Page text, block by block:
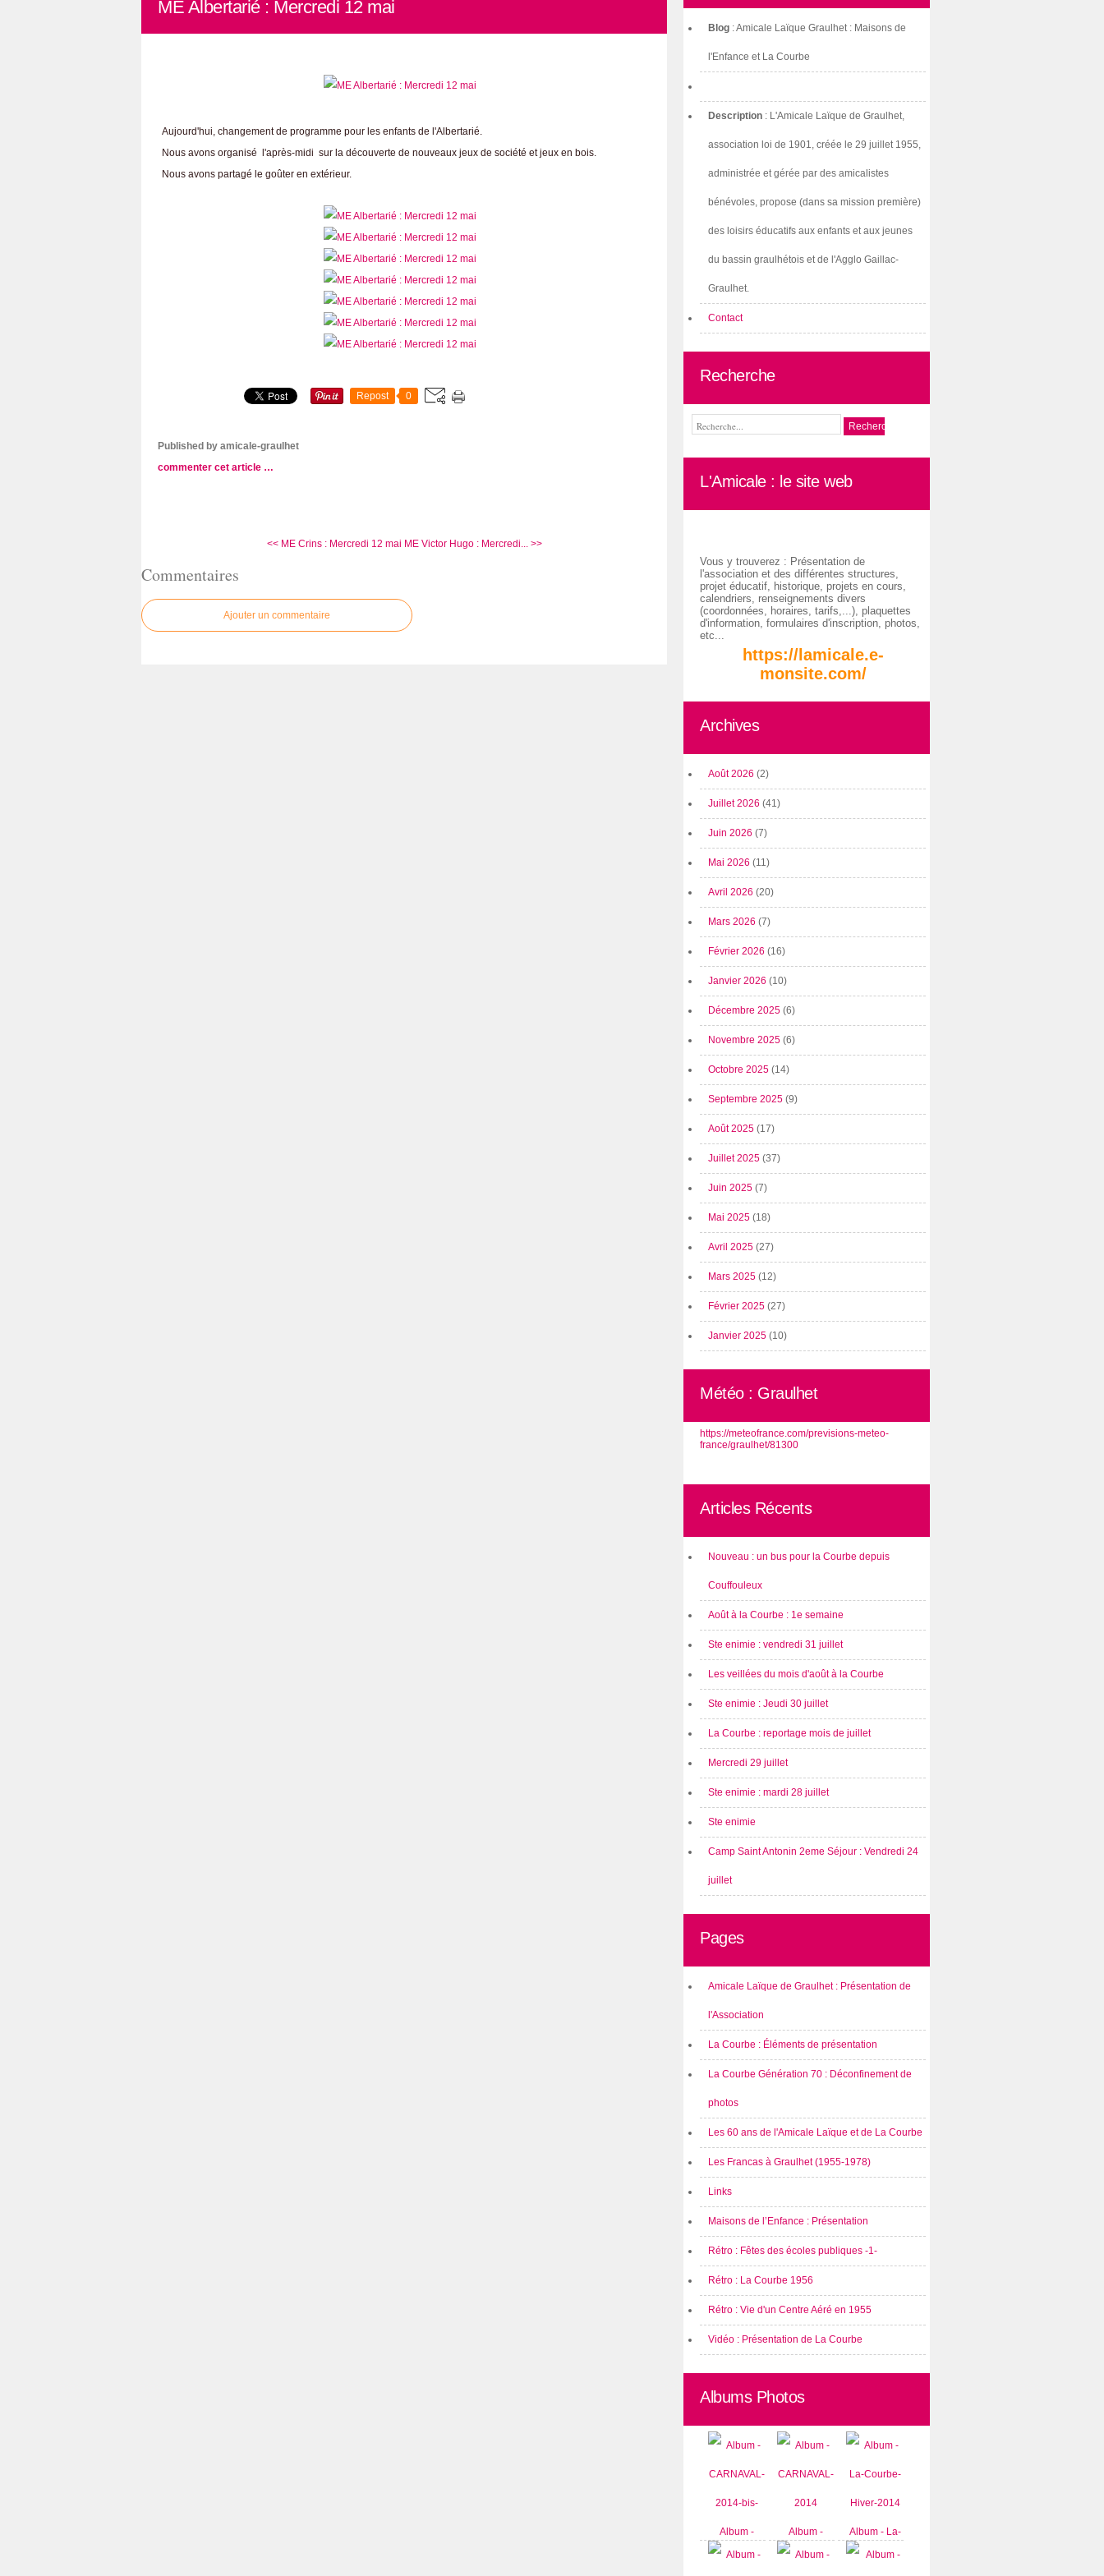
ME Albertarié : Mercredi 12 mai
Aujourd'hui, changement de programme pour les enfants de l'Albertarié.
Nous avons organisé l'après-midi sur la découverte de nouveaux jeux de société et jeux en bois.
Nous avons partagé le goûter en extérieur.
Repost 0
Published by amicale-graulhet
commenter cet article …
<< ME Crins : Mercredi 12 mai ME Victor Hugo : Mercredi... >>
Commentaires
Ajouter un commentaire
Blog : Amicale Laïque Graulhet : Maisons de
l'Enfance et La Courbe
Description : L'Amicale Laïque de Graulhet,
association loi de 1901, créée le 29 juillet 1955,
administrée et gérée par des amicalistes
bénévoles, propose (dans sa mission première)
des loisirs éducatifs aux enfants et aux jeunes
du bassin graulhétois et de l'Agglo Gaillac-
Graulhet.
Contact
Recherche
L'Amicale : le site web
Vous y trouverez : Présentation de
l'association et des différentes structures,
projet éducatif, historique, projets en cours,
calendriers, renseignements divers
(coordonnées, horaires, tarifs,...), plaquettes
d'information, formulaires d'inscription, photos,
etc...
https://lamicale.e-
monsite.com/
Archives
Août 2026 (2)
Juillet 2026 (41)
Juin 2026 (7)
Mai 2026 (11)
Avril 2026 (20)
Mars 2026 (7)
Février 2026 (16)
Janvier 2026 (10)
Décembre 2025 (6)
Novembre 2025 (6)
Octobre 2025 (14)
Septembre 2025 (9)
Août 2025 (17)
Juillet 2025 (37)
Juin 2025 (7)
Mai 2025 (18)
Avril 2025 (27)
Mars 2025 (12)
Février 2025 (27)
Janvier 2025 (10)
Météo : Graulhet
https://meteofrance.com/previsions-meteo-
france/graulhet/81300
Articles Récents
Nouveau : un bus pour la Courbe depuis
Couffouleux
Août à la Courbe : 1e semaine
Ste enimie : vendredi 31 juillet
Les veillées du mois d'août à la Courbe
Ste enimie : Jeudi 30 juillet
La Courbe : reportage mois de juillet
Mercredi 29 juillet
Ste enimie : mardi 28 juillet
Ste enimie
Camp Saint Antonin 2eme Séjour : Vendredi 24
juillet
Pages
Amicale Laïque de Graulhet : Présentation de
l'Association
La Courbe : Éléments de présentation
La Courbe Génération 70 : Déconfinement de
photos
Les 60 ans de l'Amicale Laïque et de La Courbe
Les Francas à Graulhet (1955-1978)
Links
Maisons de l’Enfance : Présentation
Rétro : Fêtes des écoles publiques -1-
Rétro : La Courbe 1956
Rétro : Vie d'un Centre Aéré en 1955
Vidéo : Présentation de La Courbe
Albums Photos
Album -
CARNAVAL-
Album -
CARNAVAL-
Album - La-
Courbe-